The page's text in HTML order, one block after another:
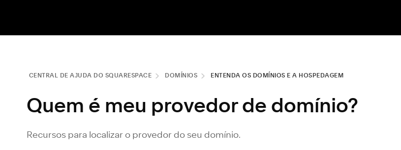
CENTRAL DE AJUDA DO SQUARESPACE DOMÍNIOS ENTENDA OS DOMÍNIOS E A HOSPEDAGEM
Quem é meu provedor de domínio?
Recursos para localizar o provedor do seu domínio.